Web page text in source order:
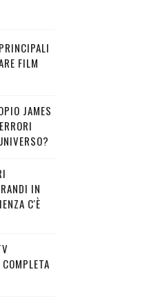
FILM
JAMES
IN
C'È